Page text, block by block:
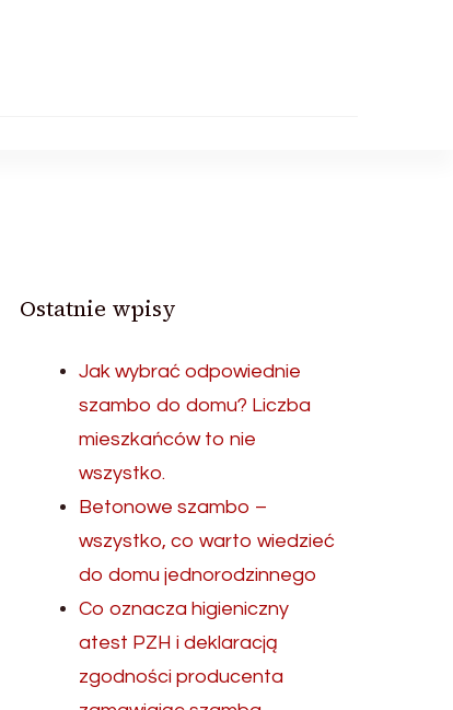
Ostatnie wpisy
Jak wybrać odpowiednie
szambo do domu? Liczba
mieszkańców to nie
wszystko.
Betonowe szambo –
wszystko, co warto wiedzieć
do domu jednorodzinnego
Co oznacza higieniczny
atest PZH i deklaracją
zgodności producenta